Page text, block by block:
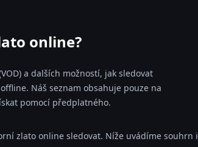
online?
a dalších možností, jak sledovat
Náš seznam obsahuje pouze na
pomocí předplatného.
zlato online sledovat. Níže uvádíme souhrn